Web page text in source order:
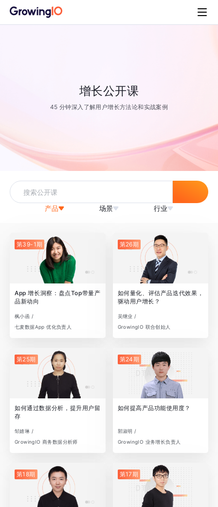
增长公开课
45 分钟深入了解用户增长方法论和实战案例
产品 场景 行业
第39-1期
App 增长洞察：盘点Top带量产
品新动向
枫小函 /
七麦数据App 优化负责人
第26期
如何量化、评估产品迭代效果，
驱动用户增长？
吴继业 /
GrowingIO 联合创始人
第25期
如何通过数据分析，提升用户留
存
邹婧琳 /
GrowingIO 商务数据分析师
第24期
如何提高产品功能使用度？
郭淑明 /
GrowingIO 业务增长负责人
第18期 第17期